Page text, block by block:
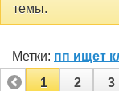
темы.
Метки: пп ищет
1
2 3